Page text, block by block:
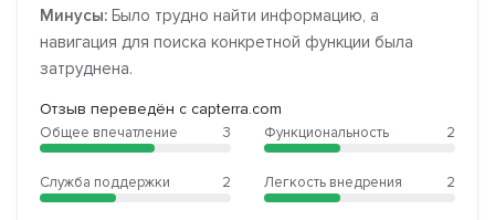
Минусы: Было трудно найти информацию, а
навигация для поиска конкретной функции была
затруднена.
Отзыв переведён с capterra.com
Общее впечатление 3
Служба поддержки 2
Функциональность 2
Легкость внедрения 2